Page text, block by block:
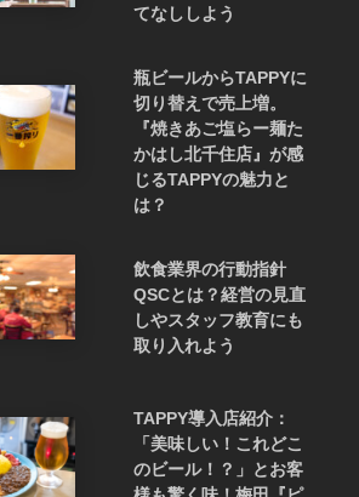
てなししよう
瓶ビールからTAPPYに
切り替えで売上増。
『焼きあご塩らー麺た
かはし北千住店』が感
じるTAPPYの魅力と
は？
飲食業界の行動指針
QSCとは？経営の見直
しやスタッフ教育にも
取り入れよう
TAPPY導入店紹介：
「美味しい！これどこ
のビール！？」とお客